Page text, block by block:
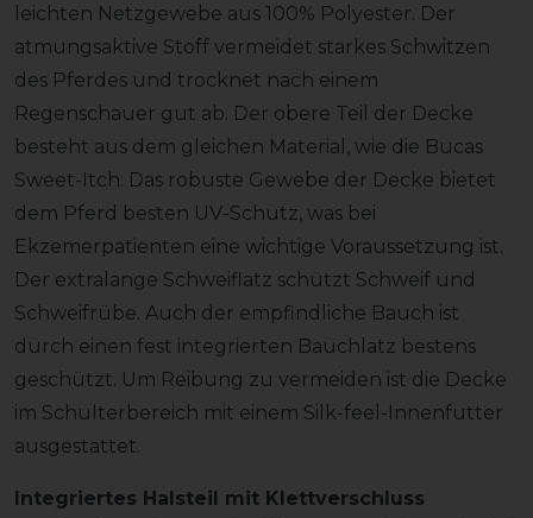
leichten Netzgewebe aus 100% Polyester. Der
atmungsaktive Stoff vermeidet starkes Schwitzen
des Pferdes und trocknet nach einem
Regenschauer gut ab. Der obere Teil der Decke
besteht aus dem gleichen Material, wie die Bucas
Sweet-Itch. Das robuste Gewebe der Decke bietet
dem Pferd besten UV-Schutz, was bei
Ekzemerpatienten eine wichtige Voraussetzung ist.
Der extralange Schweiflatz schützt Schweif und
Schweifrübe. Auch der empfindliche Bauch ist
durch einen fest integrierten Bauchlatz bestens
geschützt. Um Reibung zu vermeiden ist die Decke
im Schulterbereich mit einem Silk-feel-Innenfutter
ausgestattet.
Integriertes Halsteil mit Klettverschluss